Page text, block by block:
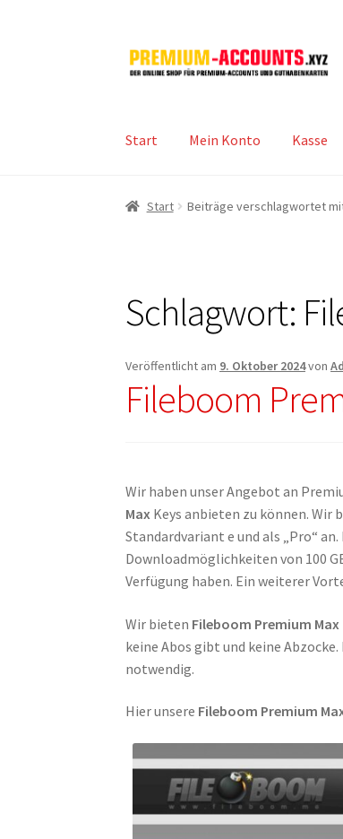
Zur
Navigation
Zum
Inhalt
Start Mein Konto Kasse
Start Beiträge verschlagwortet
Schlagwort:
Veröffentlicht am 9. Oktober 2024von
Fileboom
Wir haben unser Angebot an
Max Keys anbieten zu können. Wir
Standardvariant e und als „Pro“
Downloadmöglichkeiten von 100
Verfügung haben. Ein weiterer
Wir bieten Fileboom Premium Max
keine Abos gibt und keine
notwendig.
Hier unsere Fileboom Premium